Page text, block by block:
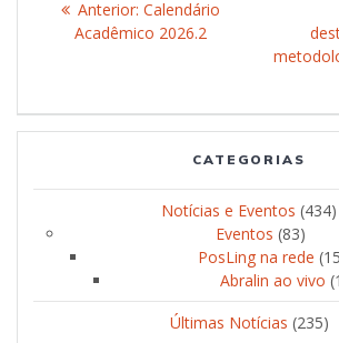
Post
Anterior: Post
anterior:
Calendário
Acadêmico 2026.2
CATEGORIAS
Notícias e Eventos (434)
Eventos (83)
PosLing na rede
Abralin ao vivo
Últimas Notícias (235)